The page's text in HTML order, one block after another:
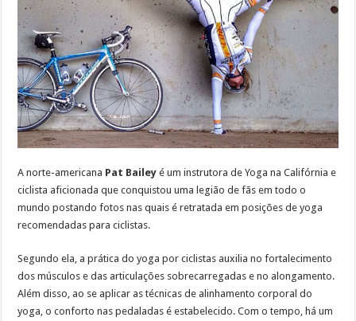
A norte-americana Pat Bailey é um instrutora de Yoga na Califórnia e
ciclista aficionada que conquistou uma legião de fãs em todo o
mundo postando fotos nas quais é retratada em posições de yoga
recomendadas para ciclistas.
Segundo ela, a prática do yoga por ciclistas auxilia no fortalecimento
dos músculos e das articulações sobrecarregadas e no alongamento.
Além disso, ao se aplicar as técnicas de alinhamento corporal do
yoga, o conforto nas pedaladas é estabelecido. Com o tempo, há um